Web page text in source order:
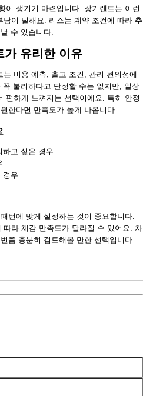
이 생기기 마련입니다. 장기렌트는 이런
이 덜해요. 리스는 계약 조건에 따라 추
수 있습니다.
가 유리한 이유
비용 예측, 출고 조건, 관리 편의성에
불리하다고 단정할 수는 없지만, 일상
편하게 느껴지는 선택이에요. 특히 안정
한다면 만족도가 높게 나옵니다.
하고 싶은 경우
경우
턴에 맞게 설정하는 것이 중요합니다.
따라 체감 만족도가 달라질 수 있어요. 차
쯤 충분히 검토해볼 만한 선택입니다.